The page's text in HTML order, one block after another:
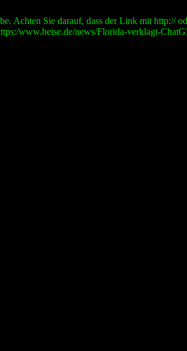
Achten Sie darauf, dass der Link mit http://
www.heise.de/news/Florida-verklagt-